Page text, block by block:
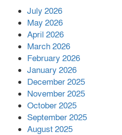
পর ফোন
July 2026
May 2026
April 2026
March 2026
February 2026
January 2026
December 2025
November 2025
October 2025
September 2025
August 2025